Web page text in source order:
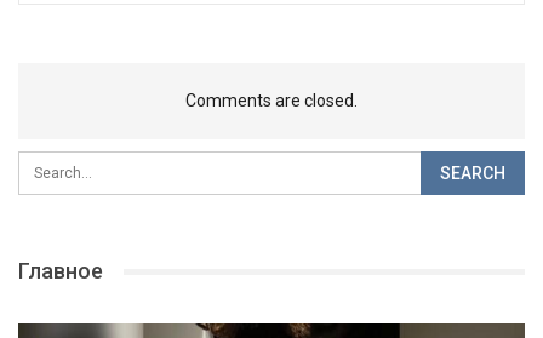
Comments are closed.
Главное